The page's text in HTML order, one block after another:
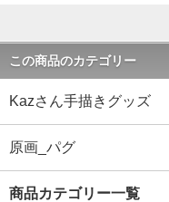
この商品のカテゴリー
Kazさん手描きグッズ
原画_パグ
商品カテゴリー一覧